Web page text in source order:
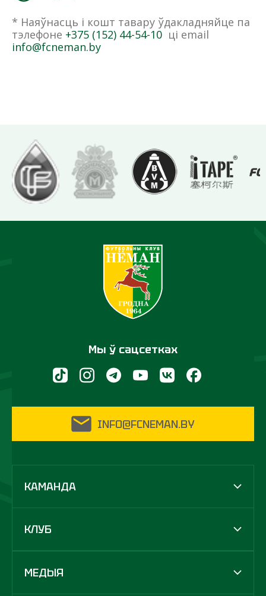
* Наяўнасць і кошт тавару ўдакладняйце па
тэлефоне +375 (152) 44-54-10 ці email
info@fcneman.by
Мы ў сацсетках
INFO@FCNEMAN.BY
КАМАНДА
КЛУБ
МЕДЫЯ